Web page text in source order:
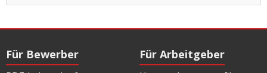
Für Bewerber Für Arbeitgeber